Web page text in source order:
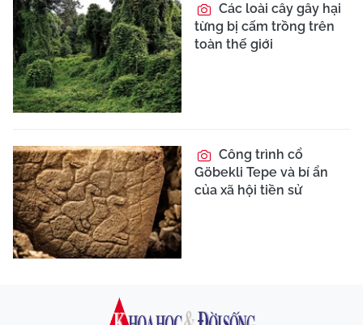
Các loài cây gây hại
từng bị cấm trồng trên
toàn thế giới
Công trình cổ
Göbekli Tepe và bí ẩn
của xã hội tiền sử